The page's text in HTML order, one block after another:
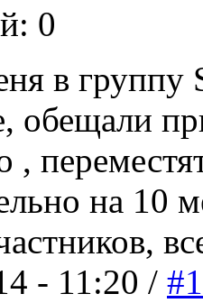
0
в группу
обещали
,
на 10
- 11:20 /